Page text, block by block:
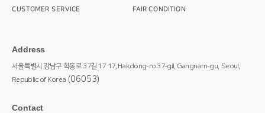
CUSTOMER SERVICE FAIR CONDITION
Address
서울특별시 강남구 학동로 37길 17 17, Hakdong-ro 37-gil, Gangnam-gu, Seoul,
Republic of Korea (06053)
Contact